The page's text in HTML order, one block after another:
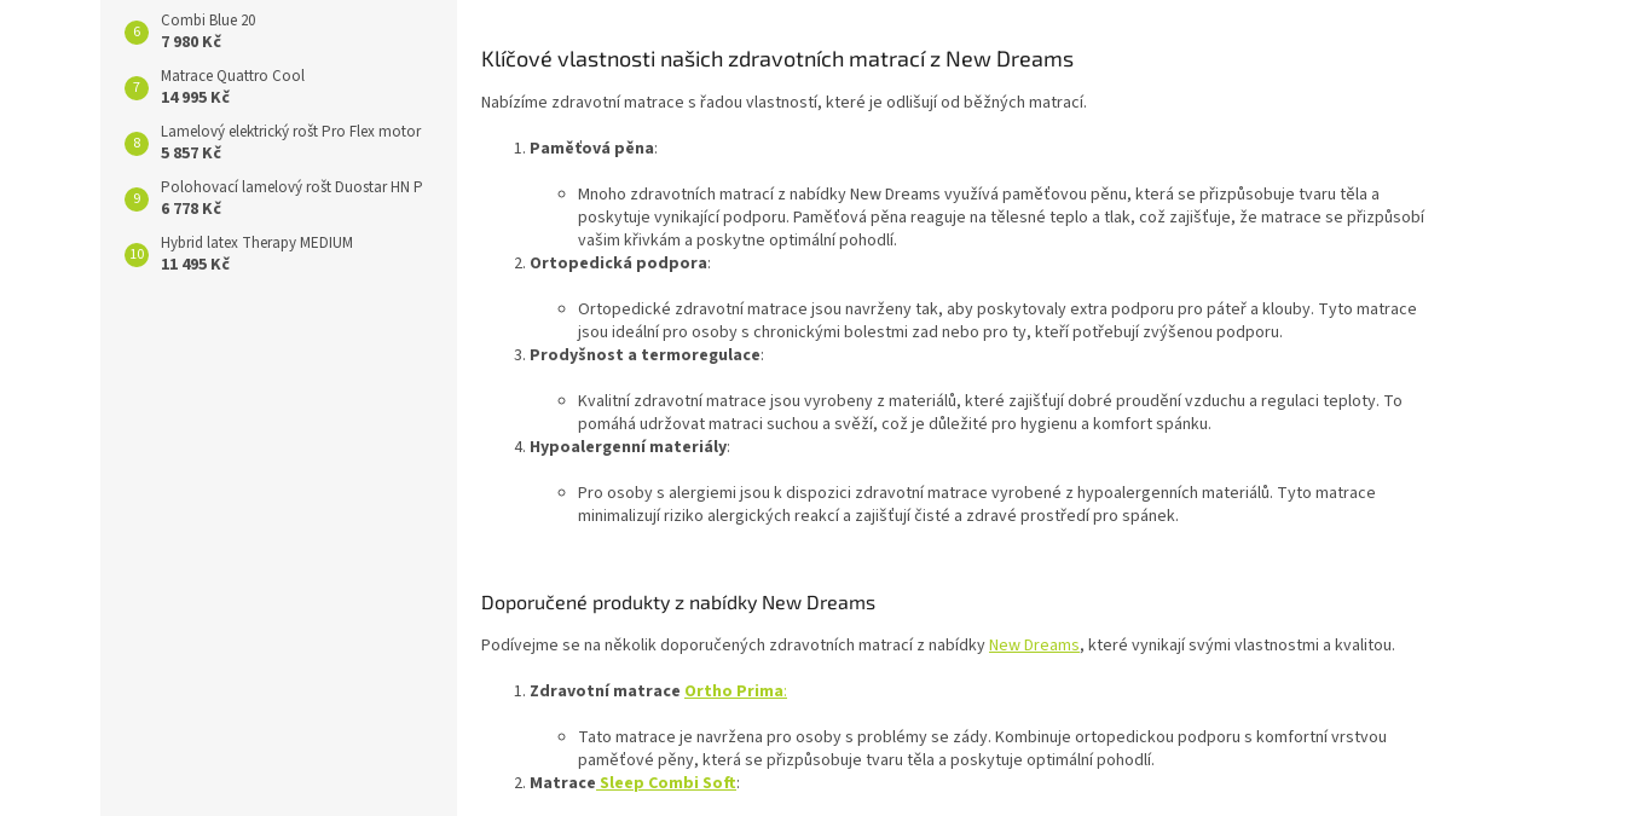
Combi Blue 20
7 980 Kč
Matrace Quattro Cool
14 995 Kč
Lamelový elektrický rošt Pro Flex motor
5 857 Kč
Polohovací lamelový rošt Duostar HN P
6 778 Kč
Hybrid latex Therapy MEDIUM
11 495 Kč
Klíčové vlastnosti našich zdravotních matrací z New Dreams
Nabízíme zdravotní matrace s řadou vlastností, které je odlišují od běžných matrací.
Paměťová pěna:
Mnoho zdravotních matrací z nabídky New Dreams využívá paměťovou pěnu, která se přizpůsobuje tvaru těla a
poskytuje vynikající podporu. Paměťová pěna reaguje na tělesné teplo a tlak, což zajišťuje, že matrace se přizpůsobí
vašim křivkám a poskytne optimální pohodlí.
Ortopedická podpora:
Ortopedické zdravotní matrace jsou navrženy tak, aby poskytovaly extra podporu pro páteř a klouby. Tyto matrace
jsou ideální pro osoby s chronickými bolestmi zad nebo pro ty, kteří potřebují zvýšenou podporu.
Prodyšnost a termoregulace:
Kvalitní zdravotní matrace jsou vyrobeny z materiálů, které zajišťují dobré proudění vzduchu a regulaci teploty. To
pomáhá udržovat matraci suchou a svěží, což je důležité pro hygienu a komfort spánku.
Hypoalergenní materiály:
Pro osoby s alergiemi jsou k dispozici zdravotní matrace vyrobené z hypoalergenních materiálů. Tyto matrace
minimalizují riziko alergických reakcí a zajišťují čisté a zdravé prostředí pro spánek.
Doporučené produkty z nabídky New Dreams
Podívejme se na několik doporučených zdravotních matrací z nabídkyNew Dreams, které vynikají svými vlastnostmi a kvalitou.
Zdravotní matrace Ortho Prima:
Tato matrace je navržena pro osoby s problémy se zády. Kombinuje ortopedickou podporu s komfortní vrstvou
paměťové pěny, která se přizpůsobuje tvaru těla a poskytuje optimální pohodlí.
MatraceSleep Combi Soft: